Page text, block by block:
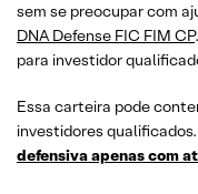
sem se preocupar com
DNA Defense FIC FIM CP
para investidor
Essa carteira pode
investidores
defensiva apenas com